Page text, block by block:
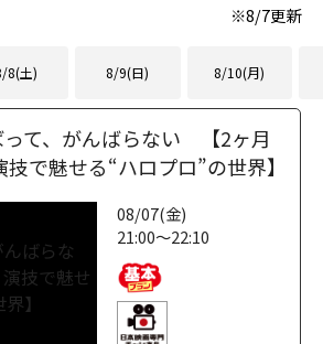
※8/7更新
8(土) 8/9(日) 8/10(月)
って、がんばらない 【2ヶ月
技で魅せる“ハロプロ”の世界】
08/07(金)
21:00～22:10